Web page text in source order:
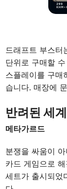
드래프트 부스터
단위로 구매할
스플레이를 구매
습니다. 매장에
반려된 세
메타가르드
분쟁을 싸움이
카드 게임으로
세트가 출시되었